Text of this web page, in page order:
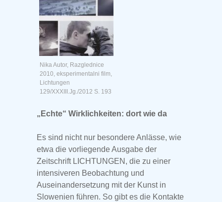
Nika Autor, Razglednice
2010, eksperimentalni film,
Lichtungen
129/XXXIII.Jg./2012 S. 193
„Echte“ Wirklichkeiten: dort wie da
Es sind nicht nur besondere Anlässe, wie
etwa die vorliegende Ausgabe der
Zeitschrift LICHTUNGEN, die zu einer
intensiveren Beobachtung und
Auseinandersetzung mit der Kunst in
Slowenien führen. So gibt es die Kontakte